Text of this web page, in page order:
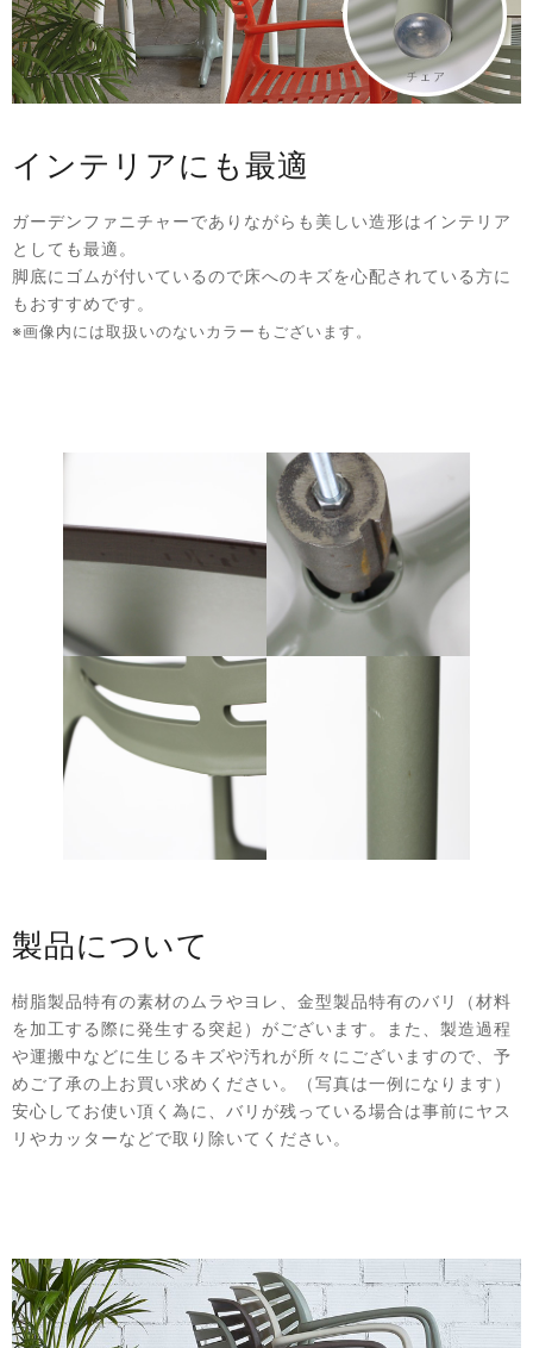
インテリアにも最適
ガーデンファニチャーでありながらも美しい造形はインテリア
としても最適。
脚底にゴムが付いているので床へのキズを心配されている方に
もおすすめです。
※画像内には取扱いのないカラーもございます。
製品について
樹脂製品特有の素材のムラやヨレ、金型製品特有のバリ（材料
を加工する際に発生する突起）がございます。また、製造過程
や運搬中などに生じるキズや汚れが所々にございますので、予
めご了承の上お買い求めください。（写真は一例になります）
安心してお使い頂く為に、バリが残っている場合は事前にヤス
リやカッターなどで取り除いてください。